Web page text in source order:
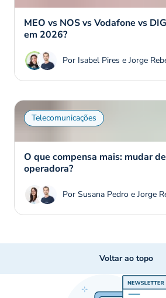
MEO vs NOS vs Vodafone vs
em 2026?
Por Isabel Pires e Jorge
Telecomunicações
O que compensa mais: mudar
operadora?
Por Susana Pedro e Jorge
Voltar ao topo